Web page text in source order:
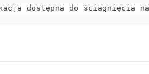
dostępna do ściągnięcia